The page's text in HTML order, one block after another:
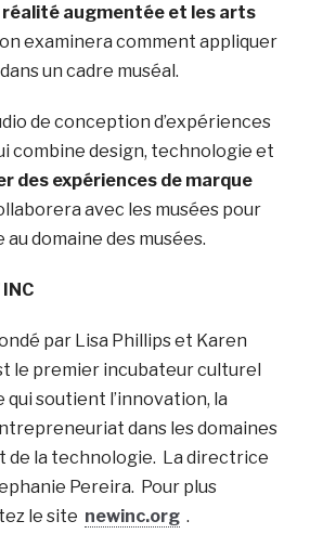
augmentée et les arts
examinera comment appliquer
un cadre muséal.
de conception d’expériences
combine design, technologie et
des expériences de marque
avec les musées pour
domaine des musées.
par Lisa Phillips et Karen
le premier incubateur culturel
qui soutient l’innovation, la
dans les domaines
de la technologie. La directrice
Pereira. Pour plus
le site newinc.org.